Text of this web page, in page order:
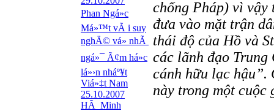
Phan Ngá»c
Má»™t vÃ i suy
nghÄ© vá» nhÃ
ngá»¯ Ã¢m há»c
lá»›n nháº¥t
Viá»‡t Nam
25.10.2007
HÃ Minh
chống Pháp) vì vậy
đưa vào mặt trận
thái độ của Hồ và
các lãnh đạo Trung
cánh hữu lạc
này trong một cuộc